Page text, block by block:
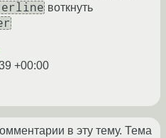
воткнуть
+00:00
в эту тему. Тема